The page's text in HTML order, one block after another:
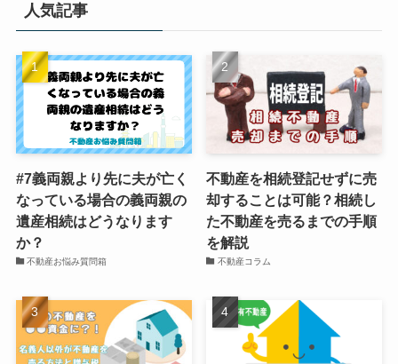
人気記事
#7義両親より先に夫が亡く
なっている場合の義両親の
遺産相続はどうなります
か？
不動産お悩み質問箱
不動産を相続登記せずに売
却することは可能？相続し
た不動産を売るまでの手順
を解説
不動産コラム